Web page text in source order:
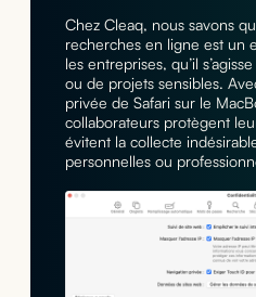
Chez Cleaq, nous savons
recherches en ligne est un
les entreprises, qu’il
ou de projets sensibles.
privée de Safari sur le
collaborateurs protègent
évitent la collecte
personnelles ou